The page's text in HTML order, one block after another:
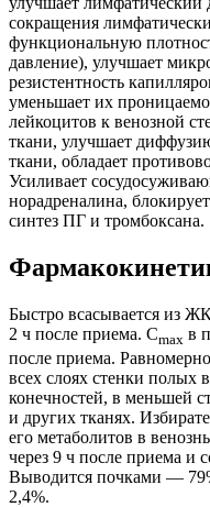
сокращения
функциональную
давление), улучшает
резистентность
уменьшает их
лейкоцитов к венозной
ткани, улучшает
ткани, обладает
Усиливает
норадреналина,
синтез ПГ и тромбоксана.
Быстро всасывается из
2 ч после приема. Cmax в
после приема.
всех слоях стенки
конечностей, в меньшей
и других тканях.
его метаболитов в
через 9 ч после приема и
Выводится почками —
2,4%.